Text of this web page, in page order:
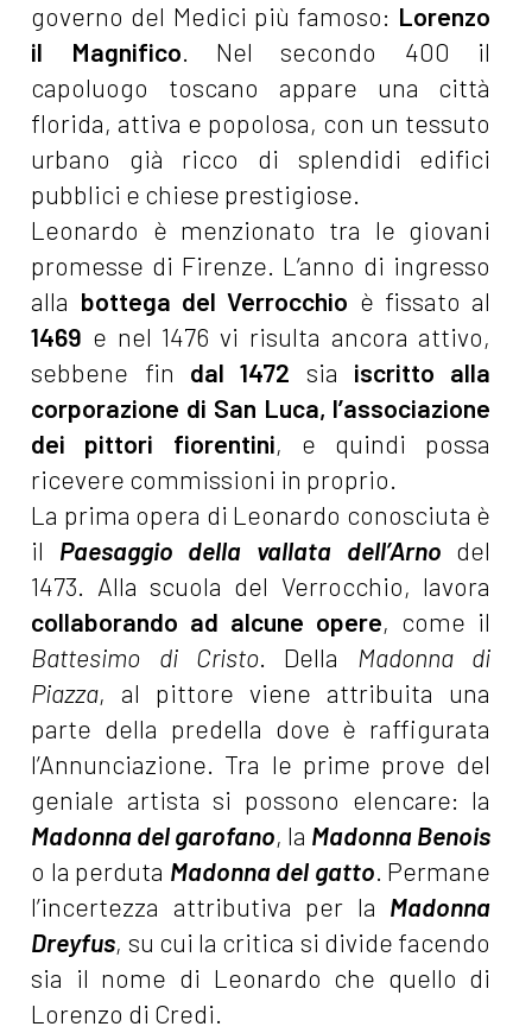
governo del Medici più famoso: Lorenzo
il Magnifico. Nel secondo 400 il
capoluogo toscano appare una città
florida, attiva e popolosa, con un tessuto
urbano già ricco di splendidi edifici
pubblici e chiese prestigiose.
Leonardo è menzionato tra le giovani
promesse di Firenze. L’anno di ingresso
alla bottega del Verrocchio è fissato al
1469 e nel 1476 vi risulta ancora attivo,
sebbene fin dal 1472 sia iscritto alla
corporazione di San Luca, l’associazione
dei pittori fiorentini, e quindi possa
ricevere commissioni in proprio.
La prima opera di Leonardo conosciuta è
il Paesaggio della vallata dell’Arno del
1473. Alla scuola del Verrocchio, lavora
collaborando ad alcune opere, come il
Battesimo di Cristo. Della Madonna di
Piazza, al pittore viene attribuita una
parte della predella dove è raffigurata
l’Annunciazione. Tra le prime prove del
geniale artista si possono elencare: la
Madonna del garofano, la Madonna Benois
o la perduta Madonna del gatto. Permane
l’incertezza attributiva per la Madonna
Dreyfus, su cui la critica si divide facendo
sia il nome di Leonardo che quello di
Lorenzo di Credi.